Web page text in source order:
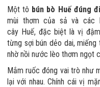
Một tô bún bò Huế đúng
mùi thơm của sả và các
cây Huế, đặc biệt là vị
từng sợi bún dẻo dai,
nhờ nồi nước lèo thơm ngọt
Mắm ruốc đóng vai trò như
lại với nhau. Chính cái vị